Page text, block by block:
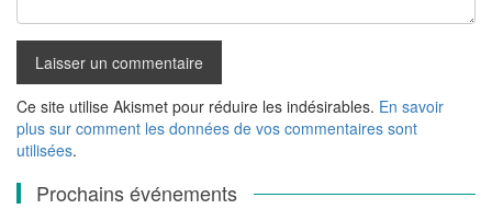
Ce site utilise Akismet pour réduire les indésirables. En savoir
plus sur comment les données de vos commentaires sont
utilisées.
Prochains événements